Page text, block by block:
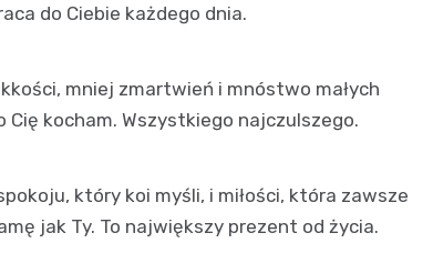
do Ciebie każdego dnia.
mniej zmartwień i mnóstwo małych
kocham. Wszystkiego najczulszego.
który koi myśli, i miłości, która zawsze
jak Ty. To największy prezent od życia.